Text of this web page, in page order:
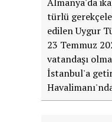
türlü
edilen Uygur
23 Temmuz
vatandaşı
İstanbul'a